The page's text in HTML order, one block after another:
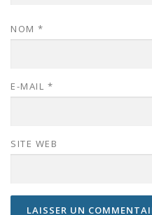
NOM *
E-MAIL *
SITE WEB